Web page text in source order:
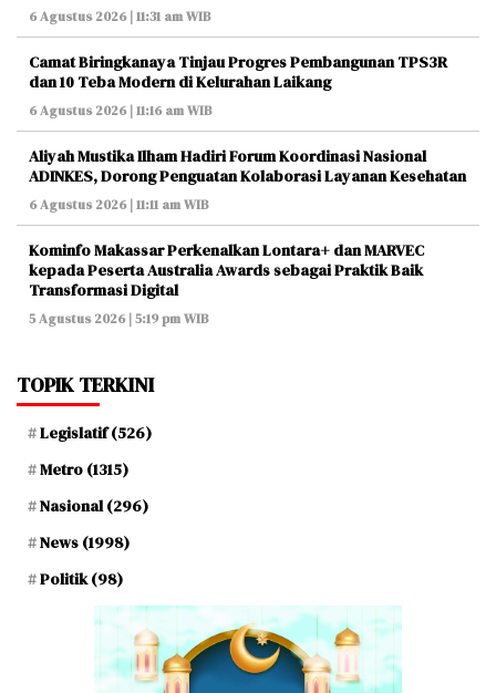
6 Agustus 2026 | 11:31 am WIB
Camat Biringkanaya Tinjau Progres Pembangunan TPS3R
dan 10 Teba Modern di Kelurahan Laikang
6 Agustus 2026 | 11:16 am WIB
Aliyah Mustika Ilham Hadiri Forum Koordinasi Nasional
ADINKES, Dorong Penguatan Kolaborasi Layanan Kesehatan
6 Agustus 2026 | 11:11 am WIB
Kominfo Makassar Perkenalkan Lontara+ dan MARVEC
kepada Peserta Australia Awards sebagai Praktik Baik
Transformasi Digital
5 Agustus 2026 | 5:19 pm WIB
TOPIK TERKINI
Legislatif(526)
Metro (1315)
Nasional(296)
News (1998)
Politik(98)